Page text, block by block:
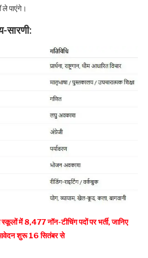
ले पाएंगे।
सारणी:
स्कूलों में 8,477 नॉन-टीचिंग पदों पर भर्ती, जानिए
शुरू 16 सितंबर से